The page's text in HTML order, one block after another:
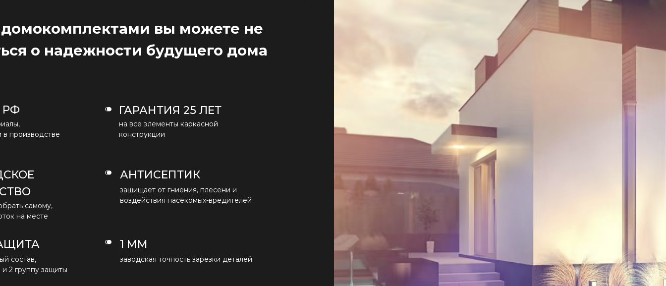
состав,
2 группу защиты
заводская точность зарезки деталей
1 ММ
вы можете не
о надежности будущего дома
РФ
производстве
защищает от гниения, плесени и
воздействия насекомых-вредителей
АНТИСЕПТИК
на все элементы каркасной
конструкции
ГАРАНТИЯ 25 ЛЕТ
самому,
на месте